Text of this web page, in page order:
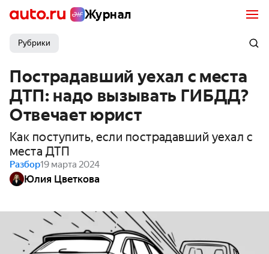
Журнал
Рубрики
Пострадавший уехал с места
ДТП: надо вызывать ГИБДД?
Отвечает юрист
Как поступить, если пострадавший уехал с
места ДТП
Разбор19 марта 2024
Юлия Цветкова